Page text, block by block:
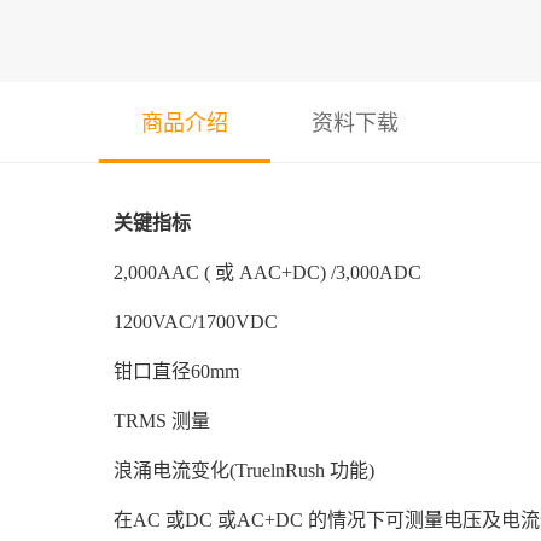
商品介绍 资料下载
关键指标
2,000AAC ( 或 AAC+DC) /3,000ADC
1200VAC/1700VDC
钳口直径60mm
TRMS 测量
浪涌电流变化(TruelnRush 功能)
在AC 或DC 或AC+DC 的情况下可测量电压及电